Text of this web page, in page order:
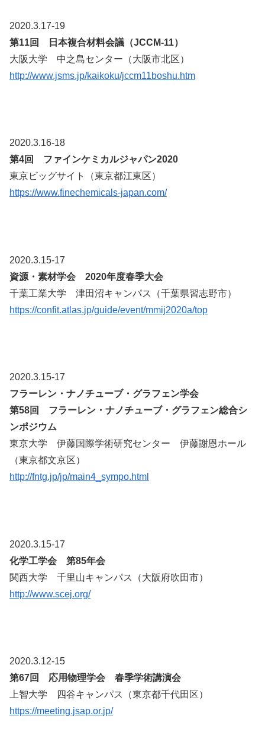
2020.3.17-19
第11回 日本複合材料会議（JCCM-11）
大阪大学 中之島センター（大阪市北区）
http://www.jsms.jp/kaikoku/jccm11boshu.htm
2020.3.16-18
第4回 ファインケミカルジャパン2020
東京ビッグサイト（東京都江東区）
https://www.finechemicals-japan.com/
2020.3.15-17
資源・素材学会 2020年度春季大会
千葉工業大学 津田沼キャンパス（千葉県習志野市）
https://confit.atlas.jp/guide/event/mmij2020a/top
2020.3.15-17
フラーレン・ナノチューブ・グラフェン学会
第58回 フラーレン・ナノチューブ・グラフェン総合シ
ンポジウム
東京大学 伊藤国際学術研究センター 伊藤謝恩ホール
（東京都文京区）
http://fntg.jp/jp/main4_sympo.html
2020.3.15-17
化学工学会 第85年会
関西大学 千里山キャンパス（大阪府吹田市）
http://www.scej.org/
2020.3.12-15
第67回 応用物理学会 春季学術講演会
上智大学 四谷キャンパス（東京都千代田区）
https://meeting.jsap.or.jp/